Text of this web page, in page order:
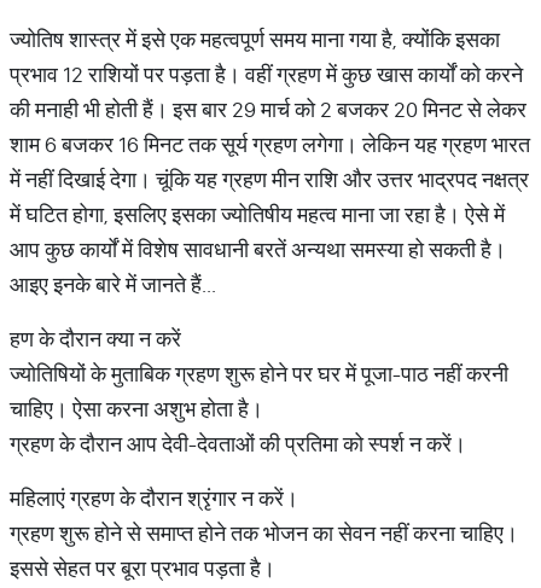
ज्योतिष शास्त्र में इसे एक महत्वपूर्ण समय माना गया है, क्योंकि इसका
प्रभाव 12 राशियों पर पड़ता है। वहीं ग्रहण में कुछ खास कार्यों को करने
की मनाही भी होती हैं। इस बार 29 मार्च को 2 बजकर 20 मिनट से लेकर
शाम 6 बजकर 16 मिनट तक सूर्य ग्रहण लगेगा। लेकिन यह ग्रहण भारत
में नहीं दिखाई देगा। चूंकि यह ग्रहण मीन राशि और उत्तर भाद्रपद नक्षत्र
में घटित होगा, इसलिए इसका ज्योतिषीय महत्व माना जा रहा है। ऐसे में
आप कुछ कार्यों में विशेष सावधानी बरतें अन्यथा समस्या हो सकती है।
आइए इनके बारे में जानते हैं...
हण के दौरान क्या न करें
ज्योतिषियों के मुताबिक ग्रहण शुरू होने पर घर में पूजा-पाठ नहीं करनी
चाहिए। ऐसा करना अशुभ होता है।
ग्रहण के दौरान आप देवी-देवताओं की प्रतिमा को स्पर्श न करें।
महिलाएं ग्रहण के दौरान श्रृंगार न करें।
ग्रहण शुरू होने से समाप्त होने तक भोजन का सेवन नहीं करना चाहिए।
इससे सेहत पर बूरा प्रभाव पड़ता है।